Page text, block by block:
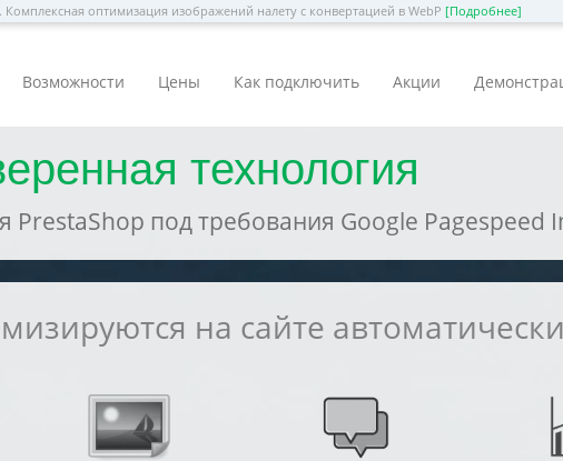
оптимизация изображений налету с конвертацией в WebP [Подробнее]
Возможности Цены Как подключить Акции
технология
под требования Google Pagespeed
на сайте автоматически